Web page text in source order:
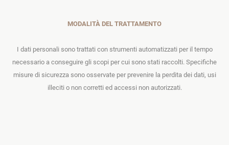
MODALITÀ DEL TRATTAMENTO
I dati personali sono trattati con strumenti automatizzati per il tempo
necessario a conseguire gli scopi per cui sono stati raccolti. Specifiche
misure di sicurezza sono osservate per prevenire la perdita dei dati, usi
illeciti o non corretti ed accessi non autorizzati.